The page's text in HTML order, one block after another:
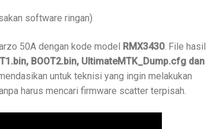
software ringan)
50A dengan kode model RMX3430. File hasil
, BOOT2.bin, UltimateMTK_Dump.cfg dan
untuk teknisi yang ingin melakukan
harus mencari firmware scatter terpisah.